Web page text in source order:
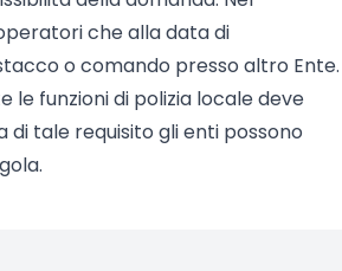
che alla data di
o comando presso altro Ente.
le funzioni di polizia locale deve
di tale requisito gli enti possono